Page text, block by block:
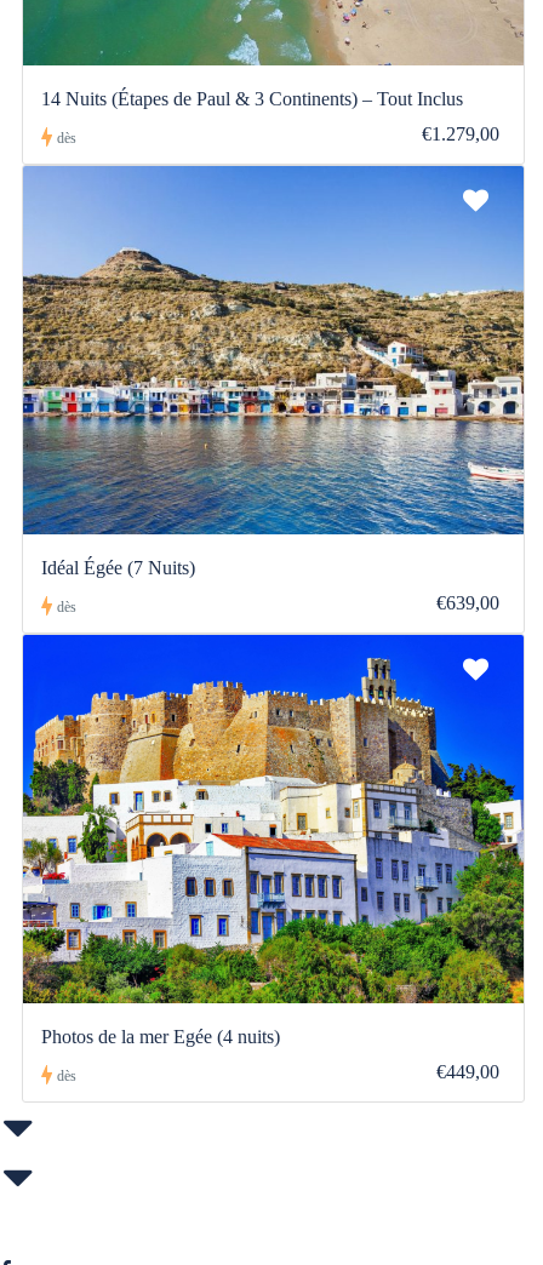
14 Nuits (Étapes de Paul & 3 Continents) – Tout Inclus
dès €1.279,00
Idéal Égée (7 Nuits)
dès €639,00
Photos de la mer Egée (4 nuits)
dès €449,00